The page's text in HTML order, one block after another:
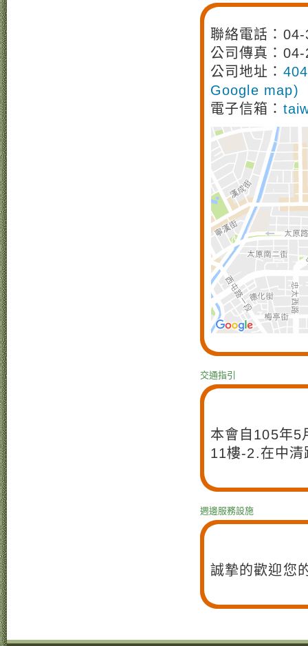
聯絡電話：
公司傳真：
公司地址：
Google map)
電子信箱：
交通指引
本會自105年5
11樓-2.在中
週邊服務設施
誠摯的歡迎您